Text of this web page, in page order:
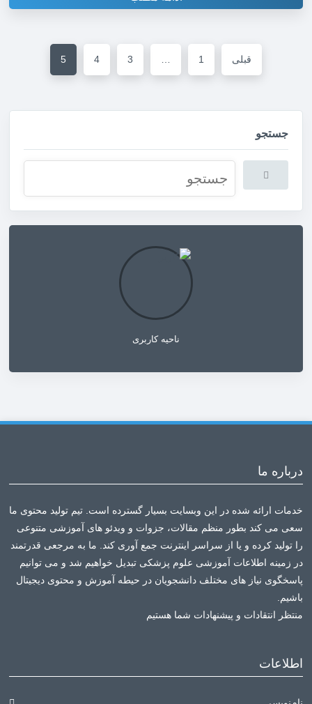
قبلی 1
3
4
5
جستجو
ناحیه کاربری
درباره ما
خدمات ارائه شده در این وبسایت بسیار گسترده است. تیم تولید محتوی ما
سعی می کند بطور منظم مقالات، جزوات و ویدئو های آموزشی متنوعی
را تولید کرده و یا از سراسر اینترنت جمع آوری کند. ما به مرجعی قدرتمند
در زمینه اطلاعات آموزشی علوم پزشکی تبدیل خواهیم شد و می توانیم
پاسخگوی نیاز های مختلف دانشجویان در حیطه آموزش و محتوی دیجیتال
باشیم.
منتظر انتقادات و پیشنهادات شما هستیم
اطلاعات